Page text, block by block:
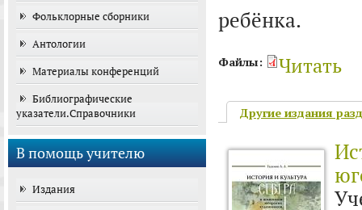
Фольклорные сборники
Антологии
Материалы конференций
Библиографические
указатели.Справочники
В помощь учителю
Издания
ребёнка.
Файлы: Читать
Другие издания